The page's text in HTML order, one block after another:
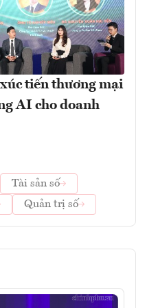
tiến thương mại
AI cho doanh
Tài sản số
Quản trị số